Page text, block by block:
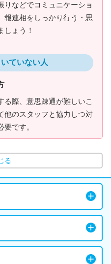
りなどでコミュニケーショ
報連相をしっかり行う・思
しょう！
ていない人
る際、意思疎通が難しいこ
他のスタッフと協力しつ対
です。
る